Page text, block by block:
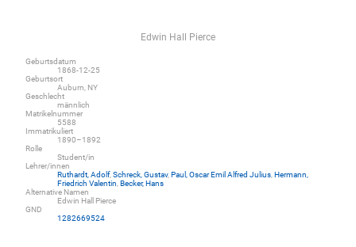
Edwin Hall Pierce
Geburtsdatum
1868-12-25
Geburtsort
Auburn, NY
Geschlecht
männlich
Matrikelnummer
5588
Immatrikuliert
1890–1892
Rolle
Student/in
Lehrer/innen
Ruthardt, Adolf, Schreck, Gustav, Paul, Oscar Emil Alfred Julius Hermann,
Friedrich Valentin Becker, Hans
Alternative Namen
Edwin Hall Pierce
GND
1282669524